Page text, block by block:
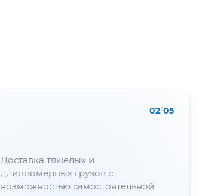
02/05
Доставка тяжёлых и
длинномерных грузов с
возможностью самостоятельной